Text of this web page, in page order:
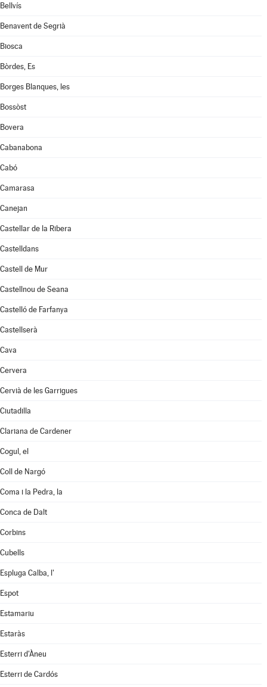
Bellvís
Benavent de Segrià
Biosca
Bòrdes, Es
Borges Blanques, les
Bossòst
Bovera
Cabanabona
Cabó
Camarasa
Canejan
Castellar de la Ribera
Castelldans
Castell de Mur
Castellnou de Seana
Castelló de Farfanya
Castellserà
Cava
Cervera
Cervià de les Garrigues
Ciutadilla
Clariana de Cardener
Cogul, el
Coll de Nargó
Coma i la Pedra, la
Conca de Dalt
Corbins
Cubells
Espluga Calba, l'
Espot
Estamariu
Estaràs
Esterri d'Àneu
Esterri de Cardós